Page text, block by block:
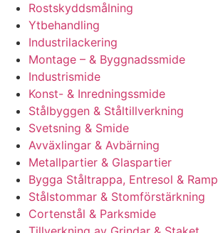
Rostskyddsmålning
Ytbehandling
Industrilackering
Montage – & Byggnadssmide
Industrismide
Konst- & Inredningssmide
Stålbyggen & Ståltillverkning
Svetsning & Smide
Avväxlingar & Avbärning
Metallpartier & Glaspartier
Bygga Ståltrappa, Entresol & Ramp
Stålstommar & Stomförstärkning
Cortenstål & Parksmide